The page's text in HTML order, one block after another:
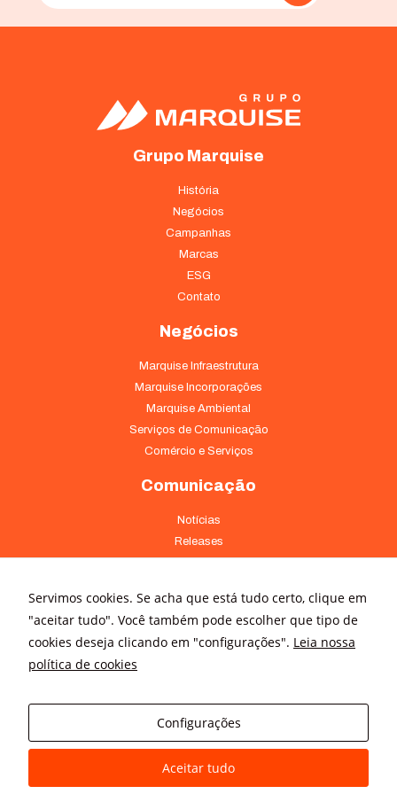
Grupo Marquise
História
Negócios
Campanhas
Marcas
ESG
Contato
Negócios
Marquise Infraestrutura
Marquise Incorporações
Marquise Ambiental
Serviços de Comunicação
Comércio e Serviços
Comunicação
Notícias
Releases
Trabalhe Conosco
Onde Estamos
Av. Pontes Vieira, 1838 - Dionísio Torres Fortaleza - CE 60135-238
(85) 4008-3322 ou 4008-3333
Av Brigadeiro Faria Lima, 3015 – conj. 41 - Jardim Paulistano São
Paulo - SP 01452-000 - (11) 3166-5500
Servimos cookies. Se acha que está tudo certo, clique em
"aceitar tudo". Você também pode escolher que tipo de
cookies deseja clicando em "configurações". Leia nossa
política de cookies
Configurações
Aceitar tudo